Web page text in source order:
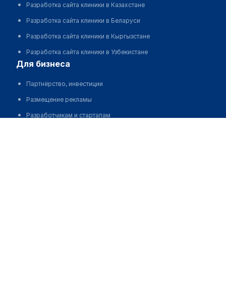
Разработка сайта клиники в Казахстане
Разработка сайта клиники в Беларуси
Разработка сайта клиники в Кыргызстане
Разработка сайта клиники в Узбекистане
для бизнеса
Партнёрство, инвестиции
Размещение рекламы
Разработчикам и стартапам